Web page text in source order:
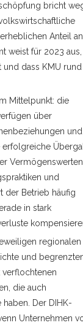
bricht
Anteil an
weist für 2023 aus,
dass KMU rund
Mittelpunkt: die
über
und
erfolgreiche
Vermögenswerten.
und
der Betrieb häufig
in stark
regionalen
und
verflochtenen
die auch
Der DIHK-
Unternehmen